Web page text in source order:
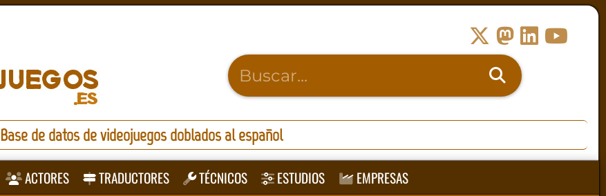
Base de datos de videojuegos doblados al español
ACTORES TRADUCTORES TÉCNICOS ESTUDIOS EMPRESAS